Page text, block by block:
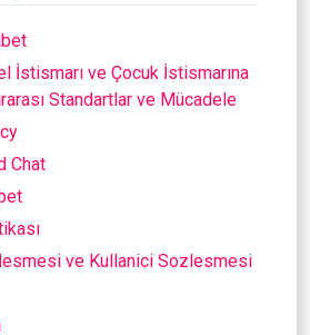
İstismarı ve Çocuk İstismarına
Standartlar ve Mücadele
Chat
ve Kullanici Sozlesmesi